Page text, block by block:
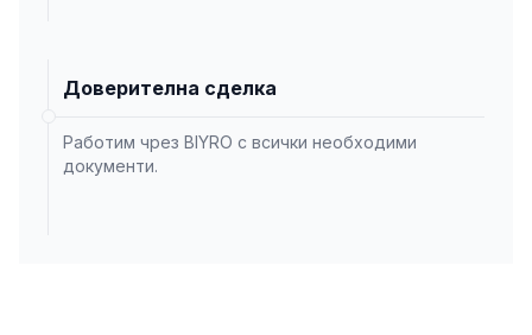
Доверителна сделка
Работим чрез BIYRO с всички необходими
документи.